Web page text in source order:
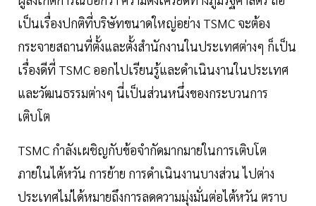
เป็นเรื่องปกติที่บริษัทขนาดใหญ่อย่าง TSMC จะต้อง
กระจายสถานที่ตั้งและตั้งสำนักงานในประเทศต่างๆ ก็เป็น
เรื่องดีที่ TSMC ออกไปเรียนรู้และดำเนินงานในประเทศ
และวัฒนธรรมต่างๆ นี่เป็นส่วนหนึ่งของกระบวนการ
เติบโต
TSMC กำลังเผชิญกับข้อจำกัดมากมายในการเติบโต
ภายในไต้หวัน การย้าย การดำเนินงานบางส่วน ไปต่าง
ประเทศไม่ได้หมายถึงการลดความมุ่งมั่นต่อไต้หวัน ตราบ